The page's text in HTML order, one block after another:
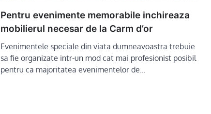
Pentru evenimente memorabile inchireaza
mobilierul necesar de la Carm d’or
Evenimentele speciale din viata dumneavoastra trebuie
sa fie organizate intr-un mod cat mai profesionist posibil
pentru ca majoritatea evenimentelor de…